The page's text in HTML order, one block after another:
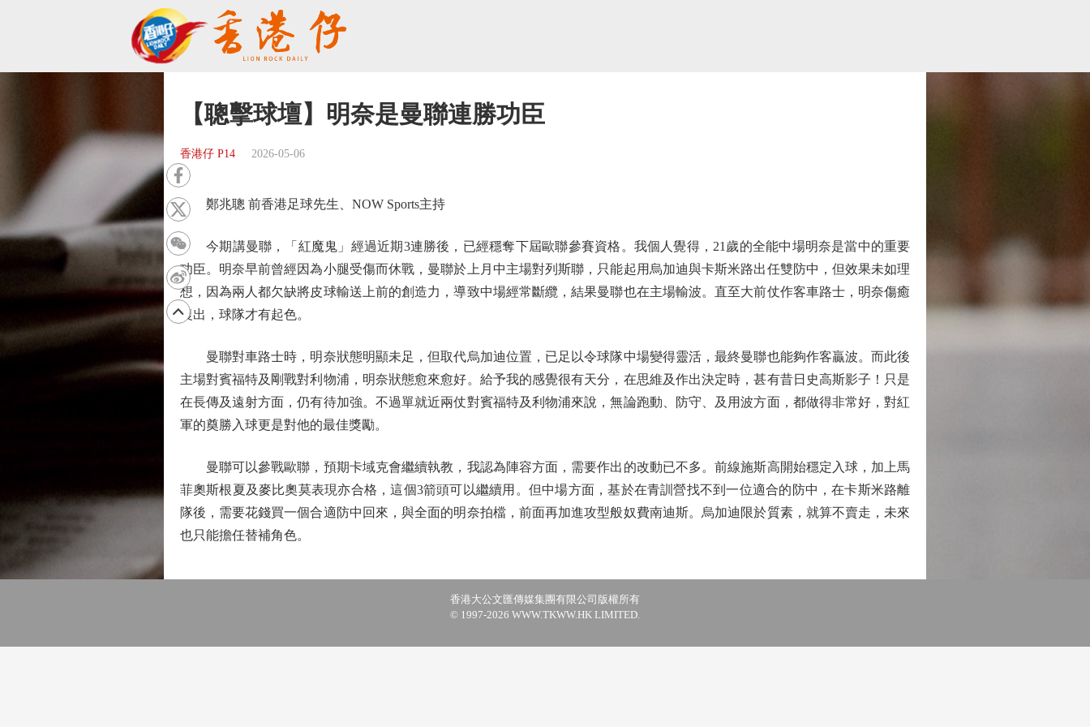
【聰擊球壇】明奈是曼聯連勝功臣
香港仔 P14 2026-05-06
鄭兆聰 前香港足球先生、NOW Sports主持
今期講曼聯，「紅魔鬼」經過近期3連勝後，已經穩奪下屆歐聯參賽資格。我個人覺得，21歲的全能中場明奈是當中的重要
功臣。明奈早前曾經因為小腿受傷而休戰，曼聯於上月中主場對列斯聯，只能起用烏加迪與卡斯米路出任雙防中，但效果未如理
想，因為兩人都欠缺將皮球輸送上前的創造力，導致中場經常斷纜，結果曼聯也在主場輸波。直至大前仗作客車路士，明奈傷癒
復出，球隊才有起色。
曼聯對車路士時，明奈狀態明顯未足，但取代烏加迪位置，已足以令球隊中場變得靈活，最終曼聯也能夠作客贏波。而此後
主場對賓福特及剛戰對利物浦，明奈狀態愈來愈好。給予我的感覺很有天分，在思維及作出決定時，甚有昔日史高斯影子！只是
在長傳及遠射方面，仍有待加強。不過單就近兩仗對賓福特及利物浦來說，無論跑動、防守、及用波方面，都做得非常好，對紅
軍的奠勝入球更是對他的最佳獎勵。
曼聯可以參戰歐聯，預期卡域克會繼續執教，我認為陣容方面，需要作出的改動已不多。前線施斯高開始穩定入球，加上馬
菲奧斯根夏及麥比奧莫表現亦合格，這個3箭頭可以繼續用。但中場方面，基於在青訓營找不到一位適合的防中，在卡斯米路離
隊後，需要花錢買一個合適防中回來，與全面的明奈拍檔，前面再加進攻型般奴費南迪斯。烏加迪限於質素，就算不賣走，未來
也只能擔任替補角色。
香港大公文匯傳媒集團有限公司版權所有
© 1997-2026 WWW.TKWW.HK LIMITED.